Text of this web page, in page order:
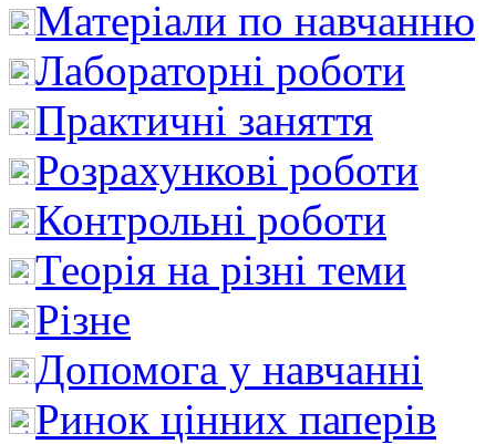
Матеріали по навчанню
Лабораторні роботи
Практичні заняття
Розрахункові роботи
Контрольні роботи
Теорія на різні теми
Різне
Допомога у навчанні
Ринок цінних паперів